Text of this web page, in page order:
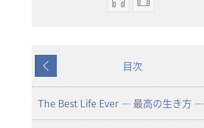
オー
ダ
ウ
ン
ビ
ウ
ン
戻
る
目次
The Best Life Ever ― 最高の生き方 ―